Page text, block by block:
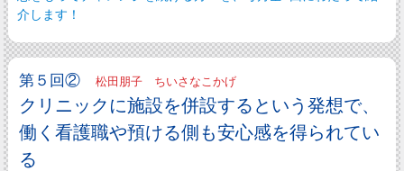
介します！
第５回② 松田朋子 ちいさなこかげ
クリニックに施設を併設するという発想で、
働く看護職や預ける側も安心感を得られてい
る